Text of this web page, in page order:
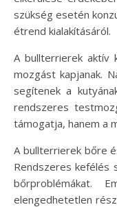
szükség esetén
étrend kialakításáról.
A bullterrierek aktív
mozgást kapjanak.
segítenek a
rendszeres
támogatja, hanem a
A bullterrierek bőre
Rendszeres kefélés
bőrproblémákat.
elengedhetetlen